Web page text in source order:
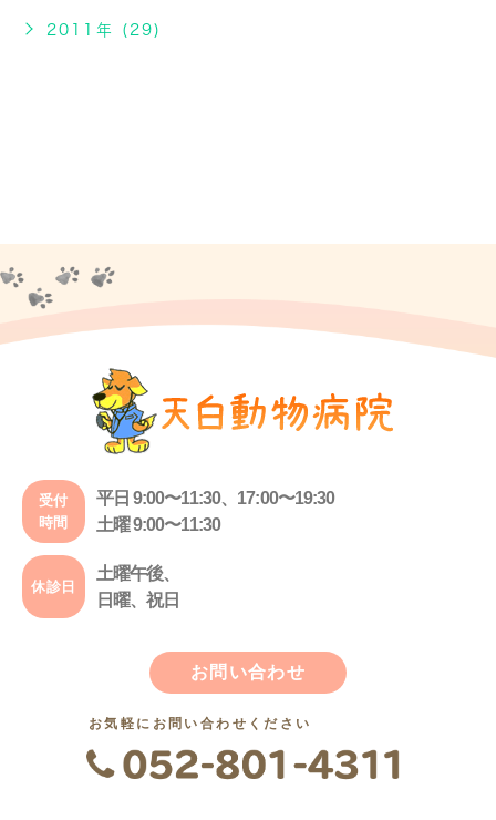
2011年 (29)
受付
時間
平日 9:00〜11:30、17:00〜19:30
土曜 9:00〜11:30
休診日
土曜午後、
日曜、祝日
お問い合わせ
お気軽にお問い合わせください